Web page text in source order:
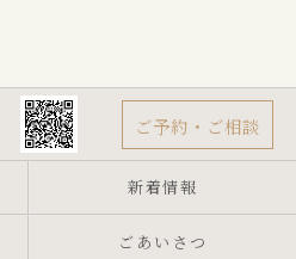
ご予約・ご相談
新着情報
ごあいさつ